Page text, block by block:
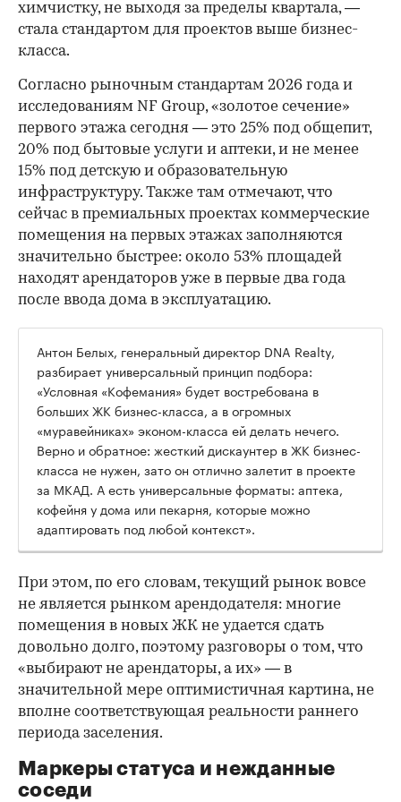
химчистку, не выходя за пределы квартала, —
стала стандартом для проектов выше бизнес-
класса.
Согласно рыночным стандартам 2026 года и
исследованиям NF Group, «золотое сечение»
первого этажа сегодня — это 25% под общепит,
20% под бытовые услуги и аптеки, и не менее
15% под детскую и образовательную
инфраструктуру. Также там отмечают, что
сейчас в премиальных проектах коммерческие
помещения на первых этажах заполняются
значительно быстрее: около 53% площадей
находят арендаторов уже в первые два года
после ввода дома в эксплуатацию.
Антон Белых, генеральный директор DNA Realty,
разбирает универсальный принцип подбора:
«Условная «Кофемания» будет востребована в
больших ЖК бизнес-класса, а в огромных
«муравейниках» эконом-класса ей делать нечего.
Верно и обратное: жесткий дискаунтер в ЖК бизнес-
класса не нужен, зато он отлично залетит в проекте
за МКАД. А есть универсальные форматы: аптека,
кофейня у дома или пекарня, которые можно
адаптировать под любой контекст».
При этом, по его словам, текущий рынок вовсе
не является рынком арендодателя: многие
помещения в новых ЖК не удается сдать
довольно долго, поэтому разговоры о том, что
«выбирают не арендаторы, а их» — в
значительной мере оптимистичная картина, не
вполне соответствующая реальности раннего
периода заселения.
Маркеры статуса и нежданные
соседи